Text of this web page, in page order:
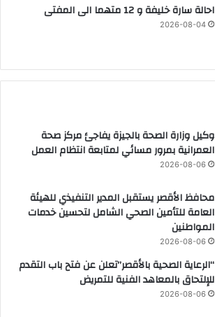
احالة سارة خليفة و 12 متهما الى المفتى
2026-08-04
وكيل وزارة الصحة بالجيزة يفاجئ مركز صحة
العمرانية بمرور مسائي لمتابعة انتظام العمل
2026-08-06
محافظ الأقصر يستقبل المدير التنفيذي للهيئة
العامة للتأمين الصحي الشامل لتحسين خدمات
المواطنين
2026-08-06
“الرعاية الصحية بالأقصر”تعلن عن فتح باب التقدم
للإلتحاق بالمعاهد الفنية للتمريض
2026-08-06